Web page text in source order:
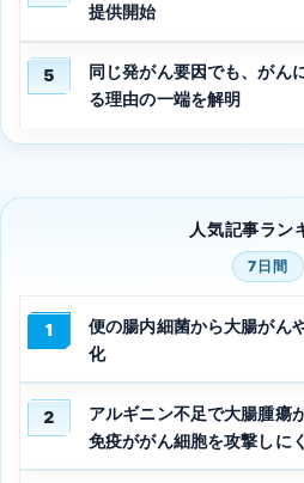
提供開始
5
同じ発がん要因でも、がん
る理由の一端を解明
人気記事ラン
7日間
1
便の腸内細菌から大腸がん
化
2
アルギニン不足で大腸腫瘍
免疫ががん細胞を攻撃しに